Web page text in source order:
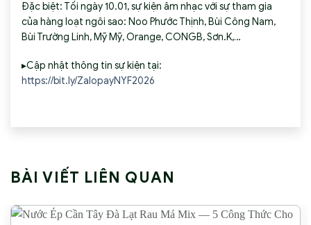
Đặc biệt: Tối ngày 10.01, sự kiện âm nhạc với sự tham gia
của hàng loạt ngôi sao: Noo Phước Thịnh, Bùi Công Nam,
Bùi Trường Linh, Mỹ Mỹ, Orange, CONGB, Sơn.K,…
▸Cập nhật thông tin sự kiện tại:
https://bit.ly/ZalopayNYF2026
BÀI VIẾT LIÊN QUAN